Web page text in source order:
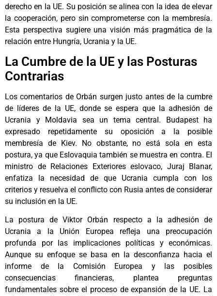
derecho en la UE. Su posición se alinea con la idea de elevar
la cooperación, pero sin comprometerse con la membresía.
Esta perspectiva sugiere una visión más pragmática de la
relación entre Hungría, Ucrania y la UE.
La Cumbre de la UE y las Posturas
Contrarias
Los comentarios de Orbán surgen justo antes de la cumbre
de líderes de la UE, donde se espera que la adhesión de
Ucrania y Moldavia sea un tema central. Budapest ha
expresado repetidamente su oposición a la posible
membresía de Kiev. No obstante, no está sola en esta
postura, ya que Eslovaquia también se muestra en contra. El
ministro de Relaciones Exteriores eslovaco, Juraj Blanar,
enfatiza la necesidad de que Ucrania cumpla con los
criterios y resuelva el conflicto con Rusia antes de considerar
su inclusión en la UE.
La postura de Viktor Orbán respecto a la adhesión de
Ucrania a la Unión Europea refleja una preocupación
profunda por las implicaciones políticas y económicas.
Aunque su enfoque se basa en la desconfianza hacia el
informe de la Comisión Europea y las posibles
consecuencias financieras, plantea preguntas
fundamentales sobre el proceso de expansión de la UE. La